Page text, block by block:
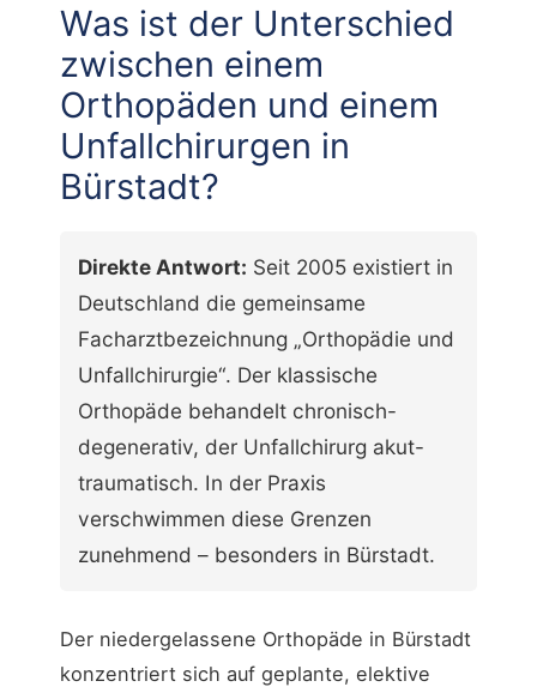
Was ist der Unterschied
zwischen einem
Orthopäden und einem
Unfallchirurgen in
Bürstadt?
Direkte Antwort: Seit 2005 existiert in
Deutschland die gemeinsame
Facharztbezeichnung „Orthopädie und
Unfallchirurgie“. Der klassische
Orthopäde behandelt chronisch-
degenerativ, der Unfallchirurg akut-
traumatisch. In der Praxis
verschwimmen diese Grenzen
zunehmend – besonders in Bürstadt.
Der niedergelassene Orthopäde in Bürstadt
konzentriert sich auf geplante, elektive